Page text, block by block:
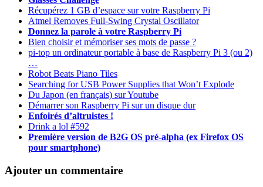
Récupérez 1 GB d’espace sur votre Raspberry Pi
Atmel Removes Full-Swing Crystal Oscillator
Donnez la parole à votre Raspberry Pi
Bien choisir et mémoriser ses mots de passe ?
pi-top un ordinateur portable à base de Raspberry Pi 3 (ou 2)
…
Robot Beats Piano Tiles
Searching for USB Power Supplies that Won’t Explode
Du Japon (en français) sur Youtube
Démarrer son Raspberry Pi sur un disque dur
Enfoirés d’altruistes !
Drink a lol #592
Première version de B2G OS pré-alpha (ex Firefox OS
pour smartphone)
Ajouter un commentaire